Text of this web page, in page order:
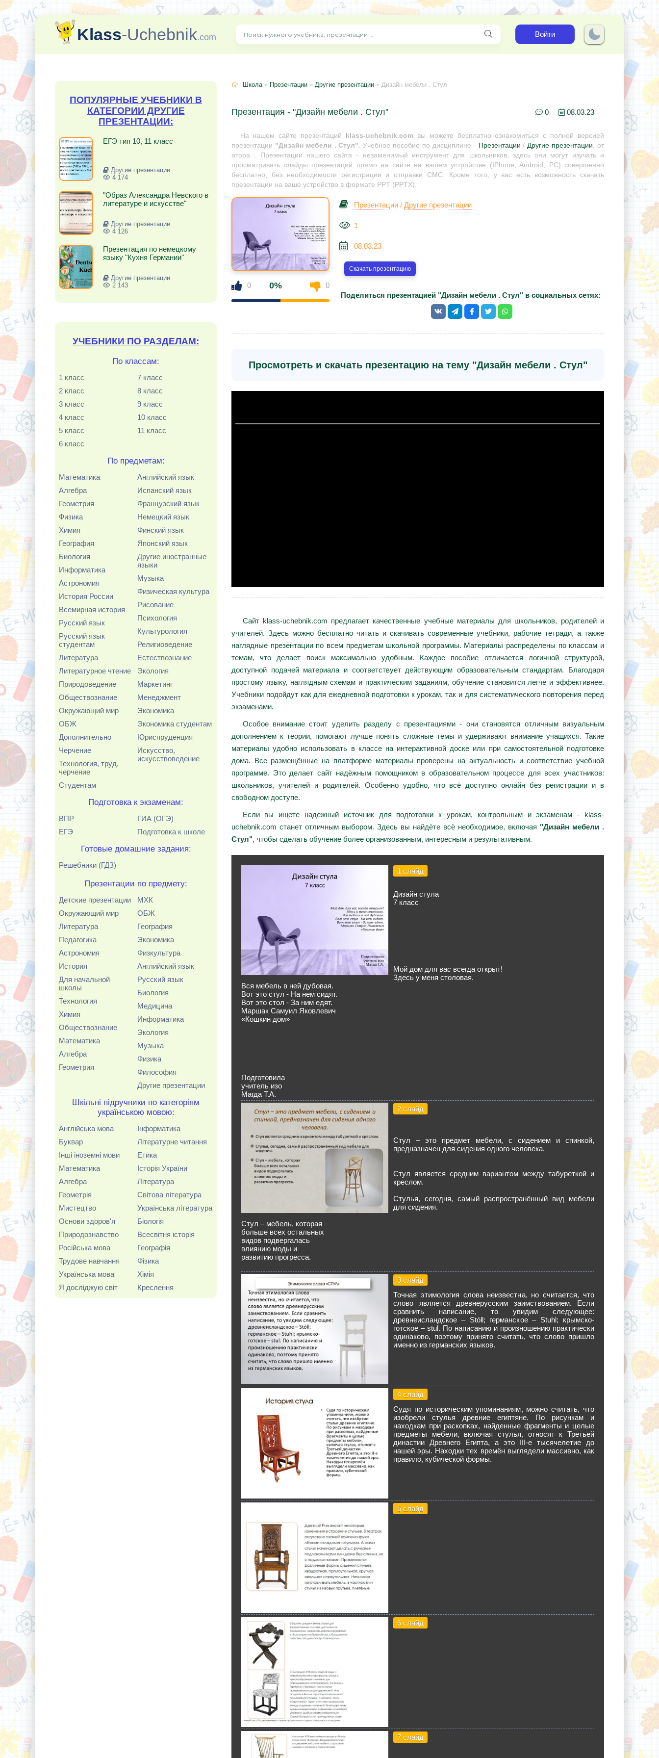
Klass-Uchebnik.com Войти
ПОПУЛЯРНЫЕ УЧЕБНИКИ В
КАТЕГОРИИ ДРУГИЕ
ПРЕЗЕНТАЦИИ:
ЕГЭ тип 10, 11 класс
Другие презентации
4 174
"Образ Александра Невского в
литературе и искусстве"
Другие презентации
4 126
Презентация по немецкому
языку "Кухня Германии"
Другие презентации
2 143
УЧЕБНИКИ ПО РАЗДЕЛАМ:
По классам:
1 класс
2 класс
3 класс
4 класс
5 класс
6 класс
7 класс
8 класс
9 класс
10 класс
11 класс
По предметам:
Математика
Алгебра
Геометрия
Физика
Химия
География
Биология
Информатика
Астрономия
История России
Всемирная история
Русский язык
Русский язык
студентам
Литература
Литературное чтение
Природоведение
Обществознание
Окружающий мир
ОБЖ
Дополнительно
Черчение
Технология, труд,
черчение
Студентам
Английский язык
Испанский язык
Французский язык
Немецкий язык
Финский язык
Японский язык
Другие иностранные
языки
Музыка
Физическая культура
Рисование
Психология
Культурология
Религиоведение
Естествознание
Экология
Маркетинг
Менеджмент
Экономика
Экономика студентам
Юриспруденция
Искусство,
искусствоведение
Подготовка к экзаменам:
ВПР
ЕГЭ
ГИА (ОГЭ)
Подготовка к школе
Готовые домашние задания:
Решебники (ГДЗ)
Презентации по предмету:
Детские презентации
Окружающий мир
Литература
Педагогика
Астрономия
История
Для начальной
школы
Технология
Химия
Обществознание
Математика
Алгебра
Геометрия
МХК
ОБЖ
География
Экономика
Физкультура
Английский язык
Русский язык
Биология
Медицина
Информатика
Экология
Музыка
Физика
Философия
Другие презентации
Шкільні підручники по категоріям
українською мовою:
Англійська мова
Буквар
Інші іноземні мови
Математика
Алгебра
Геометрія
Мистецтво
Основи здоров'я
Природознавство
Російська мова
Трудове навчання
Українська мова
Я досліджую світ
Інформатика
Літературне читання
Етика
Історія України
Література
Світова література
Українська література
Біологія
Всесвітня історія
Географія
Фізика
Хімія
Креслення
Школа» Презентации » Другие презентации » Дизайн мебели . Стул
Презентация - "Дизайн мебели . Стул" 0 08.03.23
На нашем сайте презентаций klass-uchebnik.comвы можете бесплатно ознакомиться с полной версией
презентации "Дизайн мебели . Стул". Учебное пособие по дисциплине - Презентации /Другие презентации, от
атора . Презентации нашего сайта - незаменимый инструмент для школьников, здесь они могут изучать и
просматривать слайды презентаций прямо на сайте на вашем устройстве (IPhone, Android, PC) совершенно
бесплатно, без необходимости регистрации и отправки СМС. Кроме того, у вас есть возможность скачать
презентации на ваше устройство в формате PPT (PPTX).
0 0% 0
Презентации / Другие презентации
1
08.03.23
Скачать презентацию
Поделиться презентацией "Дизайн мебели . Стул" в социальных сетях:
Просмотреть и скачать презентацию на тему "Дизайн мебели . Стул"
Сайт klass-uchebnik.com предлагает качественные учебные материалы для школьников, родителей и
учителей. Здесь можно бесплатно читать и скачивать современные учебники, рабочие тетради, а также
наглядные презентации по всем предметам школьной программы. Материалы распределены по классам и
темам, что делает поиск максимально удобным. Каждое пособие отличается логичной структурой,
доступной подачей материала и соответствует действующим образовательным стандартам. Благодаря
простому языку, наглядным схемам и практическим заданиям, обучение становится легче и эффективнее.
Учебники подойдут как для ежедневной подготовки к урокам, так и для систематического повторения перед
экзаменами.
Особое внимание стоит уделить разделу с презентациями - они становятся отличным визуальным
дополнением к теории, помогают лучше понять сложные темы и удерживают внимание учащихся. Такие
материалы удобно использовать в классе на интерактивной доске или при самостоятельной подготовке
дома. Все размещённые на платформе материалы проверены на актуальность и соответствие учебной
программе. Это делает сайт надёжным помощником в образовательном процессе для всех участников:
школьников, учителей и родителей. Особенно удобно, что всё доступно онлайн без регистрации и в
свободном доступе.
Если вы ищете надежный источник для подготовки к урокам, контрольным и экзаменам - klass-
uchebnik.com станет отличным выбором. Здесь вы найдёте всё необходимое, включая "Дизайн мебели .
Стул", чтобы сделать обучение более организованным, интересным и результативным.
1 слайд
Дизайн стула
7 класс
Мой дом для вас всегда открыт!
Здесь у меня столовая.
Вся мебель в ней дубовая.
Вот это стул - На нем сидят.
Вот это стол - За ним едят.
Маршак Самуил Яковлевич
«Кошкин дом»
Подготовила
учитель изо
Магда Т.А.
2 слайд
Стул – это предмет мебели, с сидением и спинкой,
предназначен для сидения одного человека.
Стул является средним вариантом между табуреткой и
креслом.
Стулья, сегодня, самый распространённый вид мебели
для сидения.
Стул – мебель, которая
больше всех остальных
видов подвергалась
влиянию моды и
развитию прогресса.
3 слайд
Точная этимология слова неизвестна, но считается, что
слово является древнерусским заимствованием. Если
сравнить написание, то увидим следующее:
древнеисландское – Stóll; германское – Stuhl; крымско-
готское – stul. По написанию и произношению практически
одинаково, поэтому принято считать, что слово пришло
именно из германских языков.
4 слайд
Судя по историческим упоминаниям, можно считать, что
изобрели стулья древние египтяне. По рисункам и
находкам при раскопках, найденные фрагменты и целые
предметы мебели, включая стулья, относят к Третьей
династии Древнего Египта, а это III-е тысячелетие до
нашей эры. Находки тех времён выглядели массивно, как
правило, кубической формы.
5 слайд
6 слайд
7 слайд